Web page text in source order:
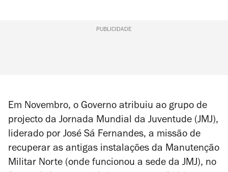
PUBLICIDADE
Em Novembro, o Governo atribuiu ao grupo de
projecto da Jornada Mundial da Juventude (JMJ),
liderado por José Sá Fernandes, a missão de
recuperar as antigas instalações da Manutenção
Militar Norte (onde funcionou a sede da JMJ), no